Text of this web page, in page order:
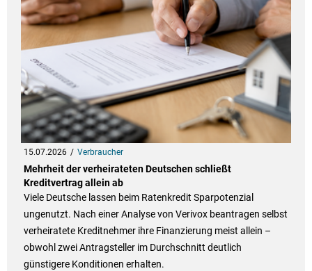
15.07.2026 Verbraucher
Mehrheit der verheirateten Deutschen schließt
Kreditvertrag allein ab
Viele Deutsche lassen beim Ratenkredit Sparpotenzial
ungenutzt. Nach einer Analyse von Verivox beantragen selbst
verheiratete Kreditnehmer ihre Finanzierung meist allein –
obwohl zwei Antragsteller im Durchschnitt deutlich
günstigere Konditionen erhalten.